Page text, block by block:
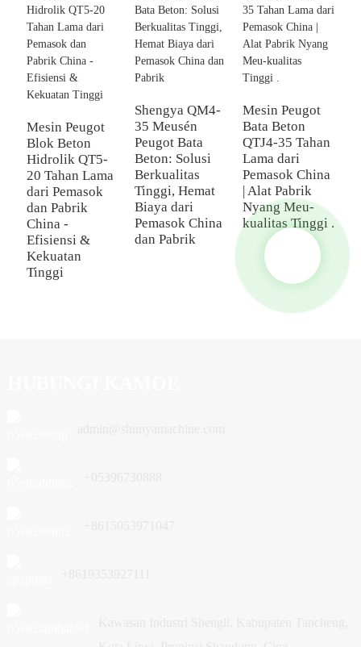
Mesin Peugot
Blok Beton
Hidrolik QT5-
20 Tahan Lama
dari Pemasok
dan Pabrik
China -
Efisiensi &
Kekuatan
Tinggi
Shengya QM4-
35 Meusén
Peugot Bata
Beton: Solusi
Berkualitas
Tinggi, Hemat
Biaya dari
Pemasok China
dan Pabrik
Mesin Peugot
Bata Beton
QTJ4-35 Tahan
Lama dari
Pemasok China
| Alat Pabrik
Nyang Meu-
kualitas Tinggi .